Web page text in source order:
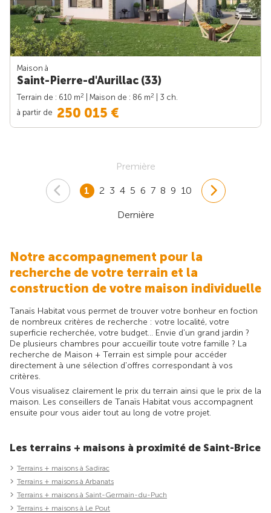
Maison à
Saint-Pierre-d'Aurillac (33)
Terrain de : 610 m2 | Maison de : 86 m2
| 3 ch.
à partir de 250 015 €
Première
1 2 3 4 5 6 7 8 9 10
Dernière
Notre accompagnement pour la
recherche de votre terrain et la
construction de votre maison individuelle
Tanaïs Habitat vous permet de trouver votre bonheur en foction
de nombreux critères de recherche : votre localité, votre
superficie recherchée, votre budget... Envie d'un grand jardin ?
De plusieurs chambres pour accueillir toute votre famille ? La
recherche de Maison + Terrain est simple pour accéder
directement à une sélection d'offres correspondant à vos
critères.
Vous visualisez clairement le prix du terrain ainsi que le prix de la
maison. Les conseillers de Tanaïs Habitat vous accompagnent
ensuite pour vous aider tout au long de votre projet.
Les terrains + maisons à proximité de Saint-Brice
Terrains + maisons à Sadirac
Terrains + maisons à Arbanats
Terrains + maisons à Saint-Germain-du-Puch
Terrains + maisons à Le Pout